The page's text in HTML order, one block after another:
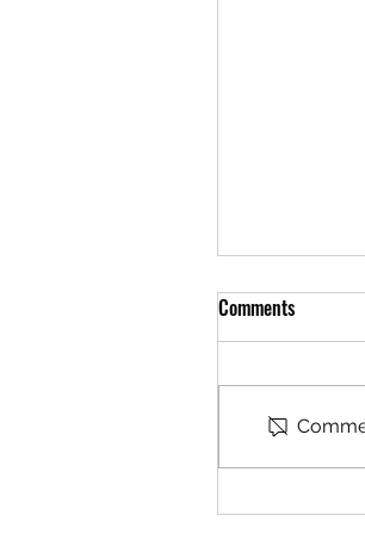
se actualizan
Comments